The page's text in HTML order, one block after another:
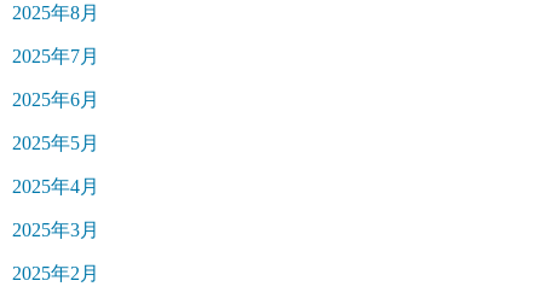
2025年8月
2025年7月
2025年6月
2025年5月
2025年4月
2025年3月
2025年2月